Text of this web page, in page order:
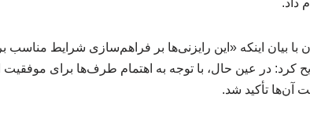
داد.
بیان اینکه «این رایزنی‌ها بر فراهم‌سازی شرایط مناسب
کرد: در عین حال، با توجه به اهتمام طرف‌ها برای
آن‌ها تأکید شد.